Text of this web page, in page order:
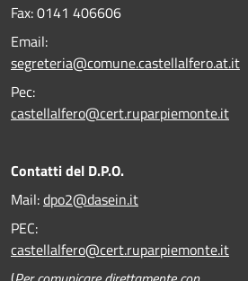
Fax:0141 406606
Email:
segreteria@comune.castellalfero.at.it
Pec:
castellalfero@cert.ruparpiemonte.it
Contatti del D.P.O.
Mail:dpo2@dasein.it
PEC:
castellalfero@cert.ruparpiemonte.it